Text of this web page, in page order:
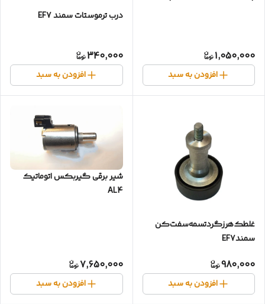
1,050,000
افزودن به سبد
درب ترموستات سمند EF7
340,000
افزودن به سبد
غلطک‌هرزگرد‌تسمه‌سفت‌کن‌
سمندEF7
980,000
افزودن به سبد
شیر برقی گیربکس اتوماتیک
AL4
7,650,000
افزودن به سبد